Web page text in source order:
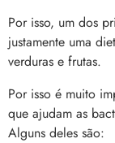
Por isso, um dos
justamente uma
verduras e frutas.
Por isso é muito
que ajudam as
Alguns deles são: